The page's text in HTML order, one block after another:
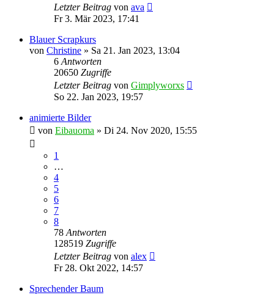
Letzter Beitrag von ava
Fr 3. Mär 2023, 17:41
Blauer Scrapkurs
von Christine » Sa 21. Jan 2023, 13:04
6 Antworten
20650 Zugriffe
Letzter Beitrag von Gimplyworxs
So 22. Jan 2023, 19:57
animierte Bilder
von Eibauoma » Di 24. Nov 2020, 15:55
1
…
4
5
6
7
8
78 Antworten
128519 Zugriffe
Letzter Beitrag von alex
Fr 28. Okt 2022, 14:57
Sprechender Baum